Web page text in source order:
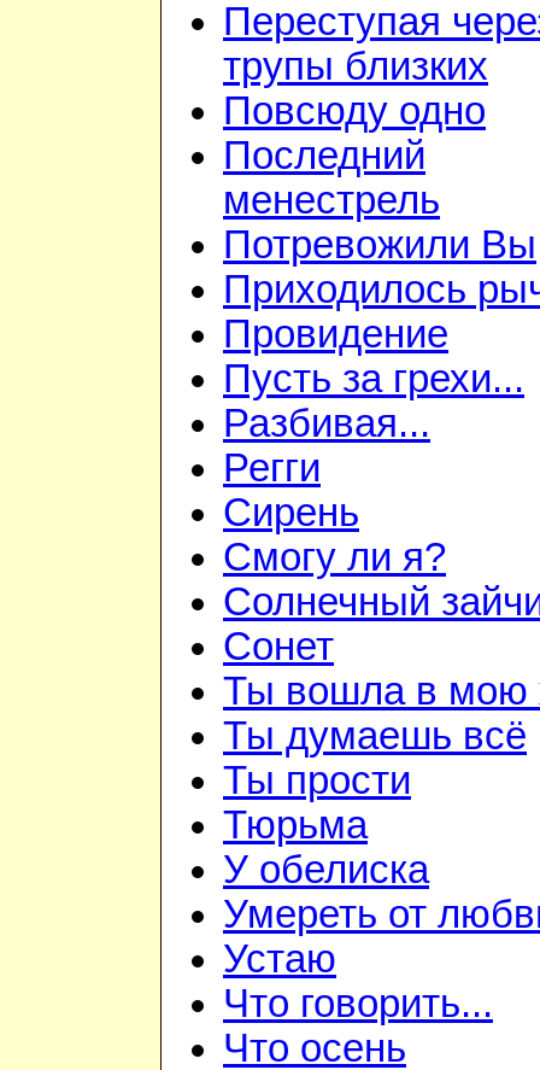
Переступая
трупы близких
Повсюду одно
Последний
менестрель
Потревожили Вы
Приходилось
Провидение
Пусть за грехи...
Разбивая...
Регги
Сирень
Смогу ли я?
Солнечный
Сонет
Ты вошла в мою
Ты думаешь всё
Ты прости
Тюрьма
У обелиска
Умереть от
Устаю
Что говорить...
Что осень